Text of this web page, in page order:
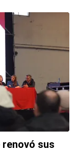
renovó sus